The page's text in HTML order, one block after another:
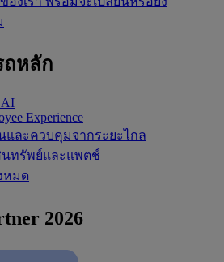
ถหลัก
AI
Experience
และควบคุมจากระยะไกล
นทรัพย์และแพตช์
หมด
2026